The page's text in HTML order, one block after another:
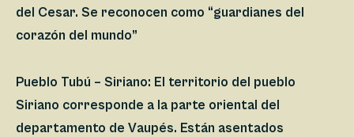
del Cesar. Se reconocen como “guardianes del
corazón del mundo”
Pueblo Tubú – Siriano: El territorio del pueblo
Siriano corresponde a la parte oriental del
departamento de Vaupés. Están asentados